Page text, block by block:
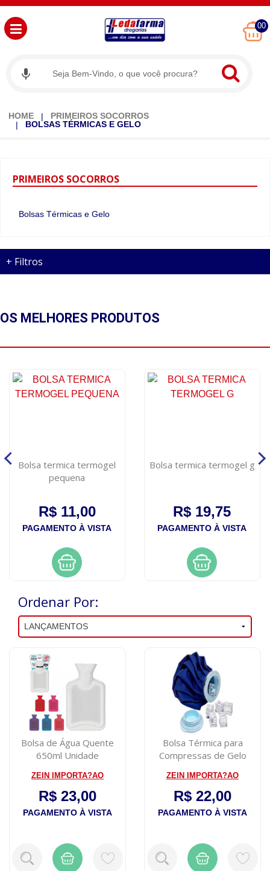
00
HOME
PRIMEIROS SOCORROS
BOLSAS TÉRMICAS E GELO
PRIMEIROS SOCORROS
Bolsas Térmicas e Gelo
+ Filtros
OS MELHORES PRODUTOS
Bolsa termica termogel
pequena
R$ 11,00
PAGAMENTO À VISTA
Bolsa termica termogel g
R$ 19,75
PAGAMENTO À VISTA
Ordenar Por:
Bolsa de Água Quente
650ml Unidade
ZEIN IMPORTA?AO
R$ 23,00
PAGAMENTO À VISTA
Bolsa Térmica para
Compressas de Gelo
ZEIN IMPORTA?AO
R$ 22,00
PAGAMENTO À VISTA